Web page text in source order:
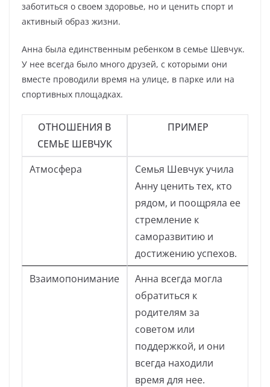
заботиться о своем здоровье, но и ценить спорт и
активный образ жизни.
Анна была единственным ребенком в семье Шевчук.
У нее всегда было много друзей, с которыми они
вместе проводили время на улице, в парке или на
спортивных площадках.
ОТНОШЕНИЯ В
СЕМЬЕ ШЕВЧУК
ПРИМЕР
Атмосфера
Семья Шевчук учила
Анну ценить тех, кто
рядом, и поощряла ее
стремление к
саморазвитию и
достижению успехов.
Взаимопонимание
Анна всегда могла
обратиться к
родителям за
советом или
поддержкой, и они
всегда находили
время для нее.